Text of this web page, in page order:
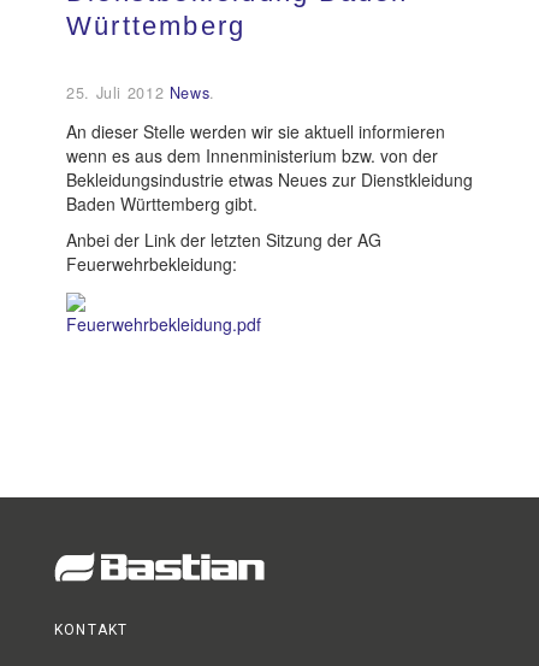
Katalog
Partner
Kundendienst
Kontakt
Württemberg
25. Juli 2012 News.
An dieser Stelle werden wir sie aktuell informieren
wenn es aus dem Innenministerium bzw. von der
Bekleidungsindustrie etwas Neues zur Dienstkleidung
Baden Württemberg gibt.
Anbei der Link der letzten Sitzung der AG
Feuerwehrbekleidung:
Feuerwehrbekleidung.pdf
KONTAKT